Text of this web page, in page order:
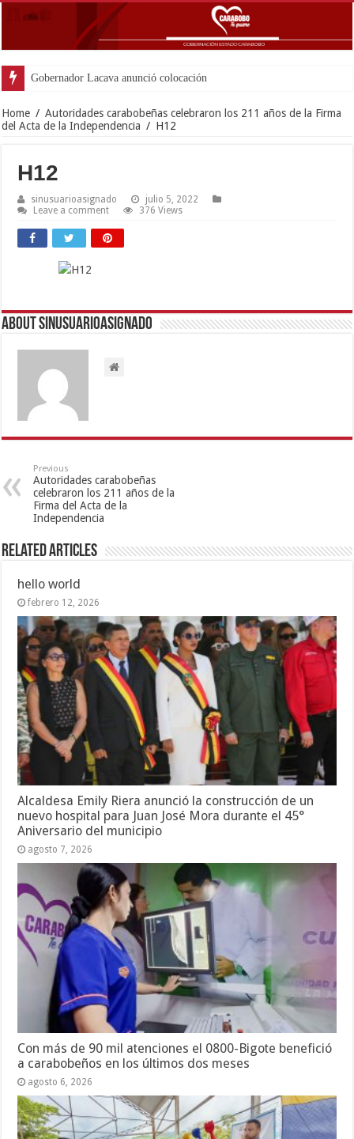
Gobernador Lacava anunció colocación de más de mil
Home / Autoridades carabobeñas celebraron los 211 años de la Firma
del Acta de la Independencia / H12
H12
sinusuarioasignado
julio 5, 2022
Leave a comment
376 Views
About sinusuarioasignado
Previous
Autoridades carabobeñas
celebraron los 211 años de la
Firma del Acta de la
Independencia
Related Articles
hello world
febrero 12, 2026
Alcaldesa Emily Riera anunció la construcción de un
nuevo hospital para Juan José Mora durante el 45°
Aniversario del municipio
agosto 7, 2026
Con más de 90 mil atenciones el 0800-Bigote benefició
a carabobeños en los últimos dos meses
agosto 6, 2026